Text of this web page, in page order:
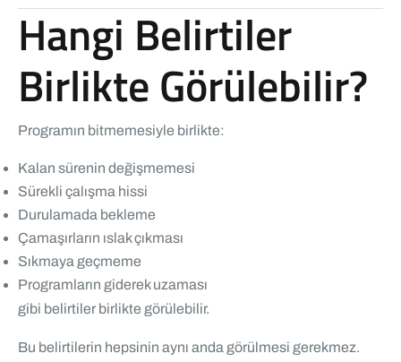
Hangi Belirtiler
Birlikte Görülebilir?
Programın bitmemesiyle birlikte:
Kalan sürenin değişmemesi
Sürekli çalışma hissi
Durulamada bekleme
Çamaşırların ıslak çıkması
Sıkmaya geçmeme
Programların giderek uzaması
gibi belirtiler birlikte görülebilir.
Bu belirtilerin hepsinin aynı anda görülmesi gerekmez.